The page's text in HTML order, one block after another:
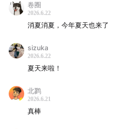
《丛中鸟：观鸟的社会史》
01:47:07
01:51:55 《希望是那长着羽毛的小东
01:55:25 《我看见了鸟》
02:00:31 《飞鸟奇缘：理查德·韦瑟
卷圈
2026.6.22
消夏消夏，今年夏天也来了
sizuka
2026.6.22
夏天来啦！
北鹨
2026.6.21
真棒